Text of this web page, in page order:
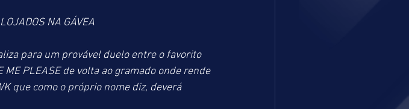
NA GÁVEA
para um provável duelo entre o favorito
ME PLEASE de volta ao gramado onde rende
que como o próprio nome diz, deverá